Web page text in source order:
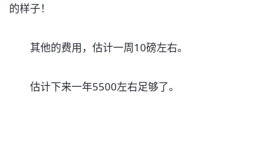
的样子！
其他的费用，估计一周10磅左右。
估计下来一年5500左右足够了。